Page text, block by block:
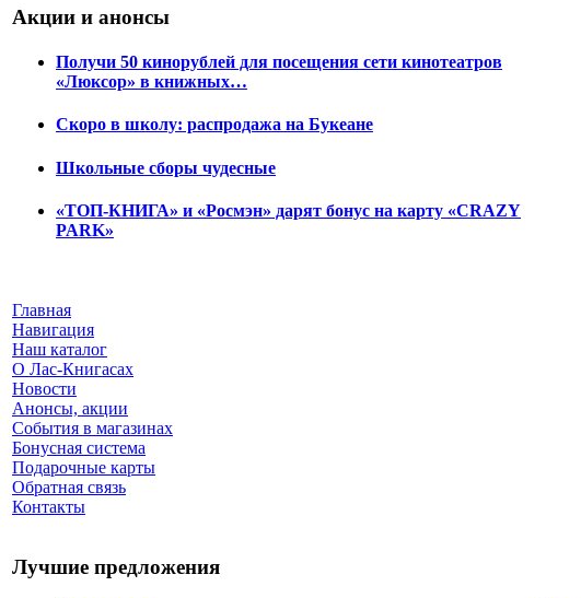
Акции и анонсы
Получи 50 кинорублей для посещения сети кинотеатров
«Люксор» в книжных…
Скоро в школу: распродажа на Букеане
Школьные сборы чудесные
«ТОП-КНИГА» и «Росмэн» дарят бонус на карту «CRAZY
PARK»
Главная
Навигация
Наш каталог
О Лас-Книгасах
Новости
Анонсы, акции
События в магазинах
Бонусная система
Подарочные карты
Обратная связь
Контакты
Лучшие предложения